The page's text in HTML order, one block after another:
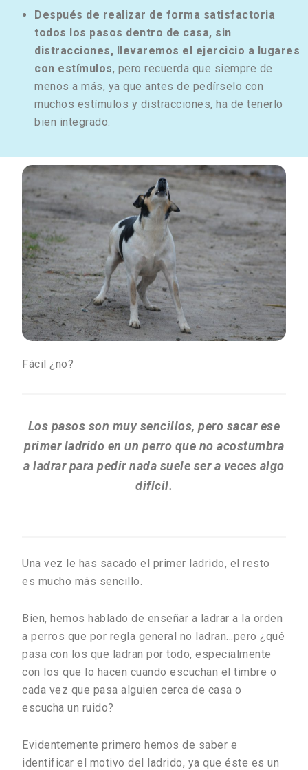
Después de realizar de forma satisfactoria
todos los pasos dentro de casa, sin
distracciones, llevaremos el ejercicio a lugares
con estímulos, pero recuerda que siempre de
menos a más, ya que antes de pedírselo con
muchos estímulos y distracciones, ha de tenerlo
bien integrado.
Fácil ¿no?
Los pasos son muy sencillos, pero sacar ese
primer ladrido en un perro que no acostumbra
a ladrar para pedir nada suele ser a veces algo
difícil.
Una vez le has sacado el primer ladrido, el resto
es mucho más sencillo.
Bien, hemos hablado de enseñar a ladrar a la orden
a perros que por regla general no ladran…pero ¿qué
pasa con los que ladran por todo, especialmente
con los que lo hacen cuando escuchan el timbre o
cada vez que pasa alguien cerca de casa o
escucha un ruido?
Evidentemente primero hemos de saber e
identificar el motivo del ladrido, ya que éste es un